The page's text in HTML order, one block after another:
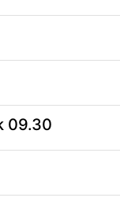
09.30